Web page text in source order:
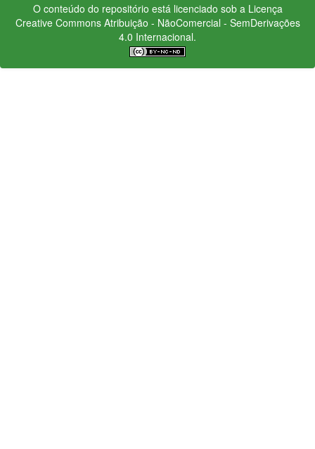
O conteúdo do repositório está licenciado sob a Licença
Creative CommonsAtribuição - NãoComercial - SemDerivações
4.0 Internacional.